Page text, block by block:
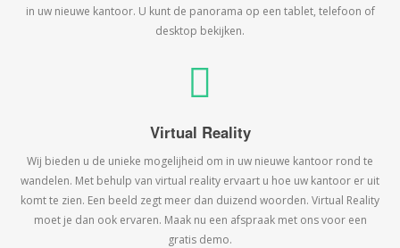
in uw nieuwe kantoor. U kunt de panorama op een tablet, telefoon of
desktop bekijken.
Virtual Reality
Wij bieden u de unieke mogelijheid om in uw nieuwe kantoor rond te
wandelen. Met behulp van virtual reality ervaart u hoe uw kantoor er uit
komt te zien. Een beeld zegt meer dan duizend woorden. Virtual Reality
moet je dan ook ervaren. Maak nu een afspraak met ons voor een
gratis demo.